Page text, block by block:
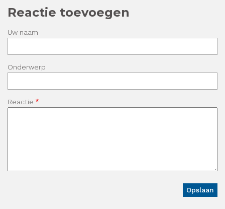
Reactie toevoegen
Uw naam
Onderwerp
Reactie